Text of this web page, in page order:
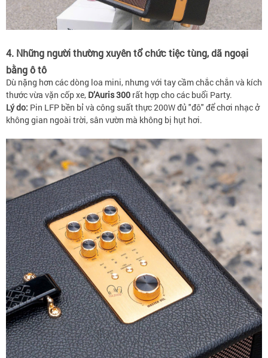
4. Những người thường xuyên tổ chức tiệc tùng, dã ngoại
bằng ô tô
Dù nặng hơn các dòng loa mini, nhưng với tay cầm chắc chắn và kích
thước vừa vặn cốp xe, D’Auris 300 rất hợp cho các buổi Party.
Lý do: Pin LFP bền bỉ và công suất thực 200W đủ "đô" để chơi nhạc ở
không gian ngoài trời, sân vườn mà không bị hụt hơi.